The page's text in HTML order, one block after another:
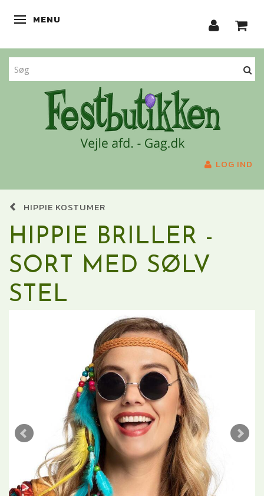
SKIFTE NAVIGATION
MENU
LOG IND
HIPPIE KOSTUMER
HIPPIE BRILLER -
SORT MED SØLV
STEL